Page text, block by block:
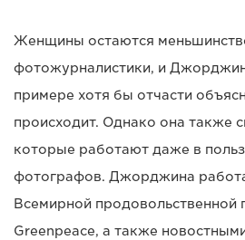
Женщины остаются
фотожурналистики, и
примере хотя бы отчасти
происходит. Однако она также
которые работают даже в
фотографов. Джорджина
Всемирной продовольственной
Greenpeace, а также